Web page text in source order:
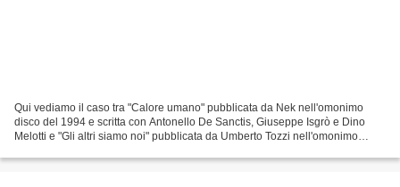
Qui vediamo il caso tra "Calore umano" pubblicata da Nek nell'omonimo
disco del 1994 e scritta con Antonello De Sanctis, Giuseppe Isgrò e Dino
Melotti e "Gli altri siamo noi" pubblicata da Umberto Tozzi nell'omonimo